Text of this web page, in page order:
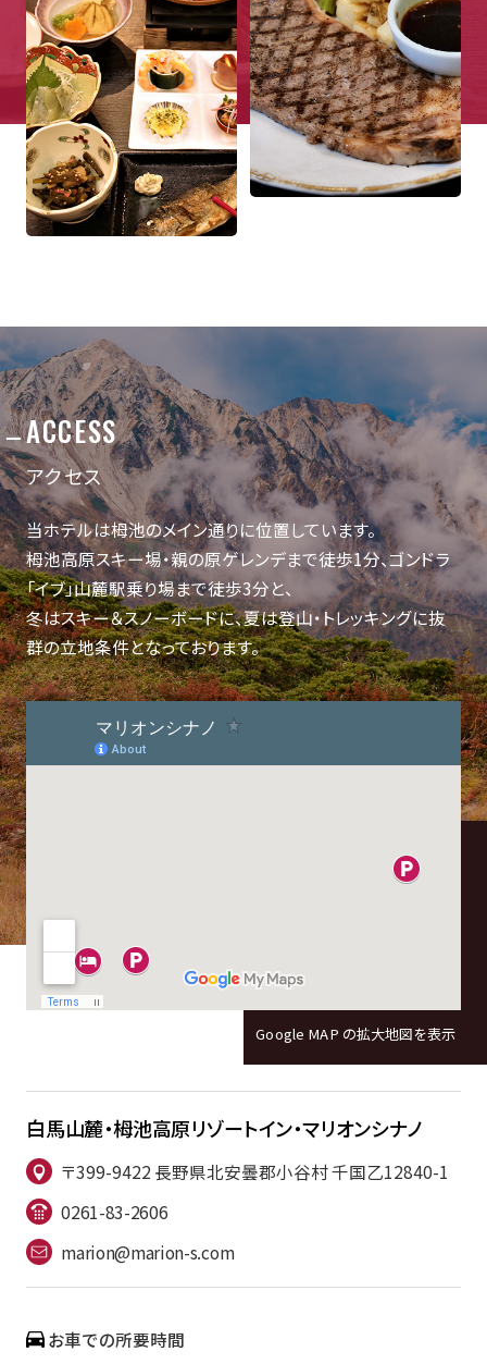
ACCESS
アクセス
当ホテルは栂池のメイン通りに位置しています。
栂池高原スキー場・親の原ゲレンデまで徒歩1分、ゴンドラ
「イブ」山麓駅乗り場まで徒歩3分と、
冬はスキー＆スノーボードに、夏は登山・トレッキングに抜
群の立地条件となっております。
Google MAP の拡大地図を表示
白馬山麓・栂池高原リゾートイン・マリオンシナノ
〒399-9422 長野県北安曇郡小谷村 千国乙12840-1
0261-83-2606
marion@marion-s.com
お車での所要時間